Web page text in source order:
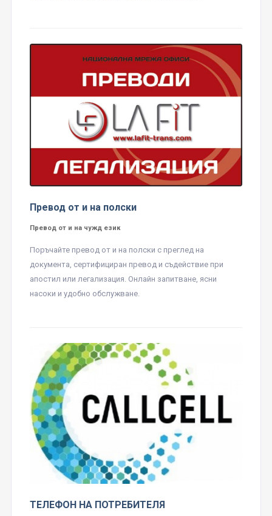
Превод от и на полски
Превод от и на чужд език
Поръчайте превод от и на полски с преглед на
документа, сертифициран превод и съдействие при
апостил или легализация. Онлайн запитване, ясни
насоки и удобно обслужване.
ТЕЛЕФОН НА ПОТРЕБИТЕЛЯ